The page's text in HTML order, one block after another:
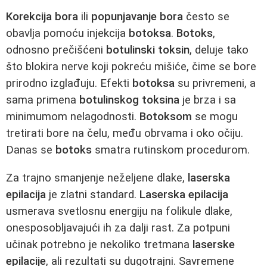
Korekcija bora ili popunjavanje bora često se
obavlja pomoću injekcija botoksa. Botoks,
odnosno prečišćeni botulinski toksin, deluje tako
što blokira nerve koji pokreću mišiće, čime se bore
prirodno izglađuju. Efekti botoksa su privremeni, a
sama primena botulinskog toksina je brza i sa
minimumom nelagodnosti. Botoksom se mogu
tretirati bore na čelu, među obrvama i oko očiju.
Danas se botoks smatra rutinskom procedurom.
Za trajno smanjenje neželjene dlake, laserska
epilacija je zlatni standard. Laserska epilacija
usmerava svetlosnu energiju na folikule dlake,
onesposobljavajući ih za dalji rast. Za potpuni
učinak potrebno je nekoliko tretmana laserske
epilacije, ali rezultati su dugotrajni. Savremene